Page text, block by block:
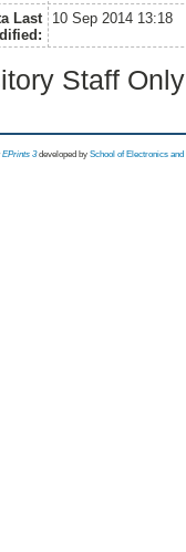
Last
10 Sep 2014 13:18
Staff
EPrints 3 developed by School of Electronics